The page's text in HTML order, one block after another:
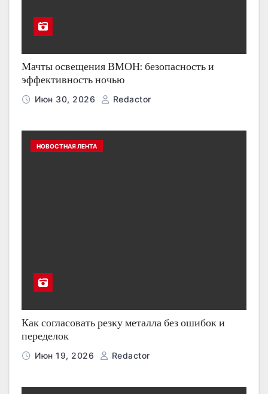
Мачты освещения ВМОН: безопасность и
эффективность ночью
Июн 30, 2026 Redactor
НОВОСТНАЯ ЛЕНТА
Как согласовать резку металла без ошибок и
переделок
Июн 19, 2026 Redactor